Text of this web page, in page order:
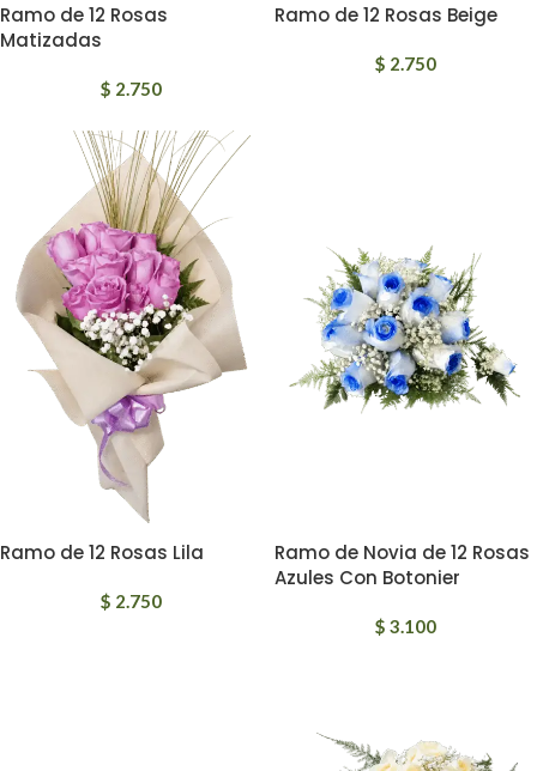
Ramo de 12 Rosas
Matizadas
$ 2.750
Ramo de 12 Rosas Beige
$ 2.750
Ramo de 12 Rosas Lila
$ 2.750
Ramo de Novia de 12 Rosas
Azules Con Botonier
$ 3.100